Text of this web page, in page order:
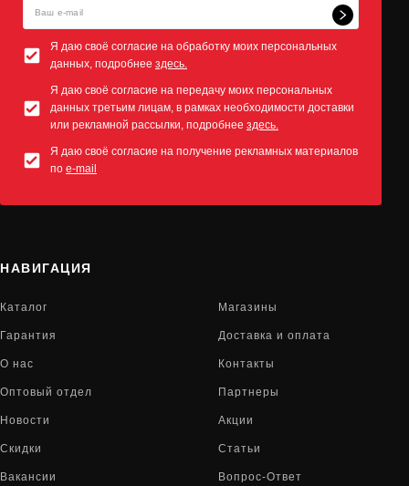
Я даю своё согласие на обработку моих персональных
данных, подробнее здесь.
Я даю своё согласие на передачу моих персональных
данных третьим лицам, в рамках необходимости доставки
или рекламной рассылки, подробнее здесь.
Я даю своё согласие на получение рекламных материалов
по e-mail
НАВИГАЦИЯ
Каталог Магазины
Гарантия Доставка и оплата
О нас Контакты
Оптовый отдел Партнеры
Новости Акции
Скидки Статьи
Вакансии Вопрос-Ответ